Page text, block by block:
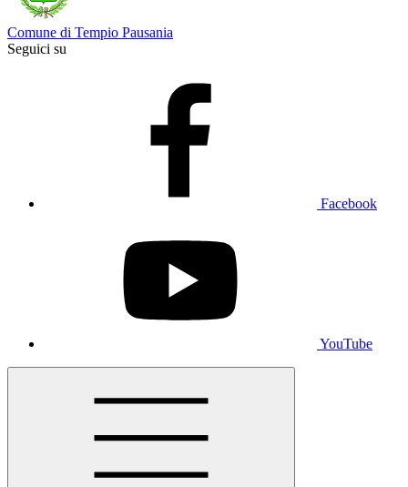
Comune di Tempio Pausania
Seguici su
Facebook
YouTube